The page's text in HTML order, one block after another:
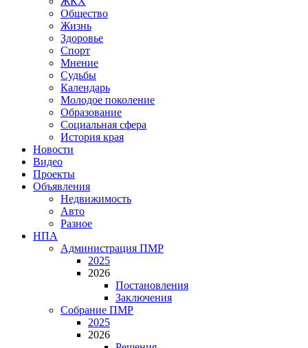
Общество
Жизнь
Здоровье
Спорт
Мнение
Судьбы
Календарь
Молодое поколение
Образование
Социальная сфера
История края
Новости
Видео
Проекты
Объявления
Недвижимость
Авто
Разное
НПА
Администрация ПМР
2025
2026
Постановления
Заключения
Собрание ПМР
2025
2026